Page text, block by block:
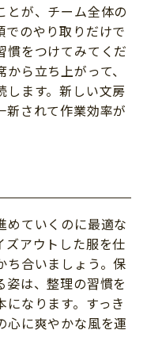
とが、チーム全体の
でのやり取りだけで
慣をつけてみてくだ
ら立ち上がって、
します。新しい文房
新されて作業効率が
めていくのに最適な
ズアウトした服を仕
ち合いましょう。保
は、整理の習慣を
なります。すっき
心に爽やかな風を運